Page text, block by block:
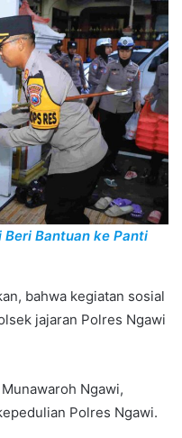
Beri Bantuan ke Panti
bahwa kegiatan sosial
jajaran Polres Ngawi
Ngawi,
Polres Ngawi.